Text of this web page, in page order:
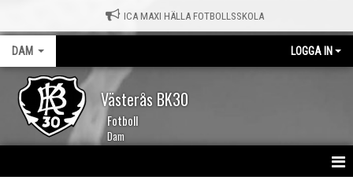
ICA MAXI HÄLLA FOTBOLLSSKOLA
DAM LOGGA IN
Västerås BK30
Fotboll
Dam